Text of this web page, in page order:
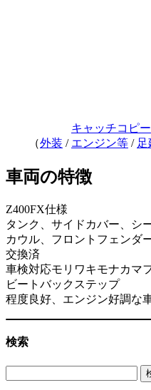
キャッチコピー
（外装 / エンジン等 /
車両の特徴
Z400FX仕様
タンク、サイドカバー、シ
カウル、フロントフェンダ
交換済
車検対応モリワキモナカマ
ビートバックステップ
程度良好、エンジン好調な
検索